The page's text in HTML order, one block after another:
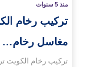
منذ 5 سنوات
مغاسل رخام…
تركيب رخام الكويت